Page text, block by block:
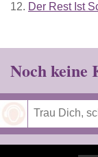
12. Der Rest Ist
Noch keine